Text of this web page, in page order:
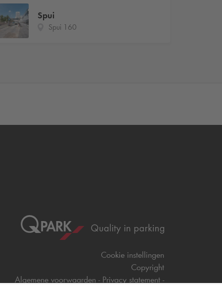
Spui
Spui 160
Cookie instellingen
Copyright
Algemene voorwaarden
Privacy statement